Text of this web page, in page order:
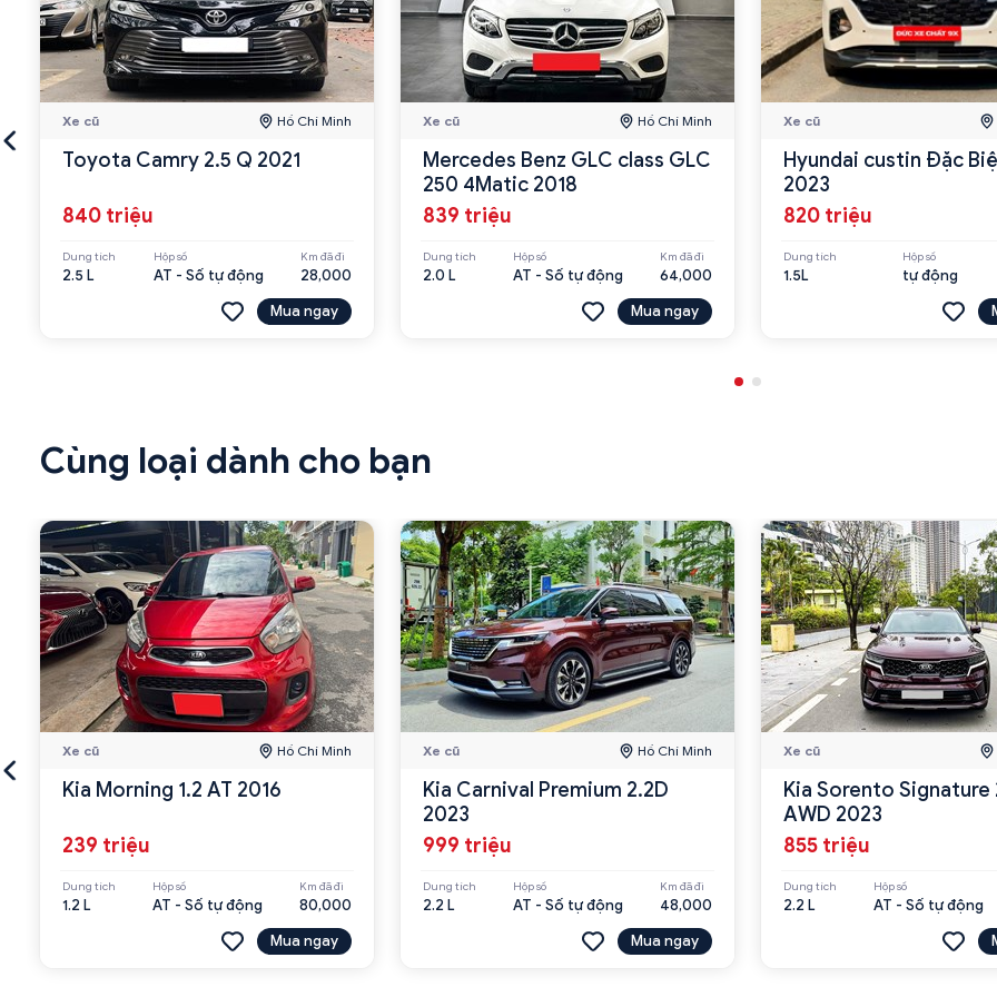
Xe cũ Hồ Chí Minh
Toyota Camry 2.5 Q 2021
840 triệu
Dung tích
2.5 L
Hộp số
AT - Số tự động
Km đã đi
28,000
Mua ngay
Xe cũ Hồ Chí Minh
Mercedes Benz GLC class GLC
250 4Matic 2018
839 triệu
Dung tích
2.0 L
Hộp số
AT - Số tự động
Km đã đi
64,000
Mua ngay
Xe cũ
Hyundai custin Đặc
2023
820 triệu
Dung tích
1.5L
Hộp số
tự động
Cùng loại dành cho bạn
Xe cũ Hồ Chí Minh
Kia Morning 1.2 AT 2016
239 triệu
Dung tích
1.2 L
Hộp số
AT - Số tự động
Km đã đi
80,000
Mua ngay
Xe cũ Hồ Chí Minh
Kia Carnival Premium 2.2D
2023
999 triệu
Dung tích
2.2 L
Hộp số
AT - Số tự động
Km đã đi
48,000
Mua ngay
Xe cũ
Kia Sorento Signature
AWD 2023
855 triệu
Dung tích
2.2 L
Hộp số
AT - Số tự động